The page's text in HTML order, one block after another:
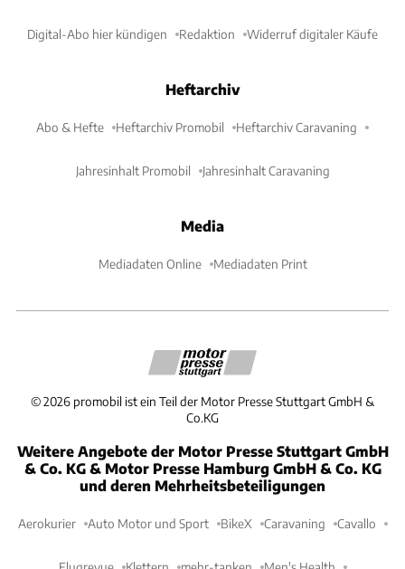
Digital-Abo hier kündigen Redaktion Widerruf digitaler Käufe
Heftarchiv
Abo & Hefte Heftarchiv Promobil Heftarchiv Caravaning
Jahresinhalt Promobil Jahresinhalt Caravaning
Media
Mediadaten Online Mediadaten Print
©2026 promobil ist ein Teil der Motor Presse Stuttgart GmbH &
Co.KG
Weitere Angebote der Motor Presse Stuttgart GmbH
& Co. KG & Motor Presse Hamburg GmbH & Co. KG
und deren Mehrheitsbeteiligungen
Aerokurier Auto Motor und Sport BikeX Caravaning Cavallo